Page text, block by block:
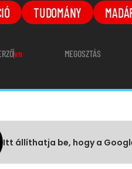
TUDOMÁNY
vn MEGOSZTÁS
Itt állíthatja be, hogy a